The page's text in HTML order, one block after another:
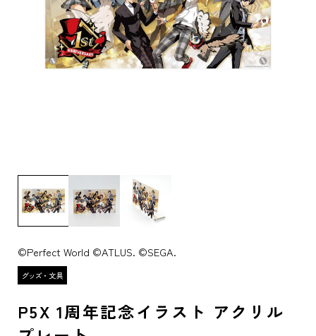
©Perfect World ©ATLUS. ©SEGA.
P5X 1周年記念イラスト アクリル